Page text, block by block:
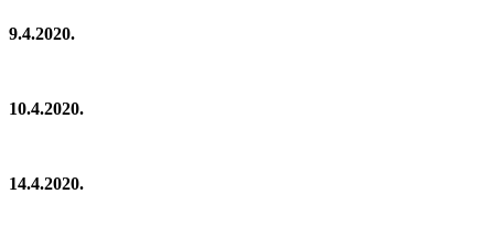
9.4.2020.
10.4.2020.
14.4.2020.